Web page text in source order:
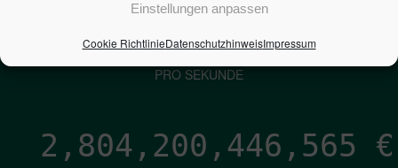
Einstellungen anpassen
Cookie RichtlinieDatenschutzhinweisImpressum
1,601€
ZINSEN
PRO SEKUNDE
2,804,200,447,411 €